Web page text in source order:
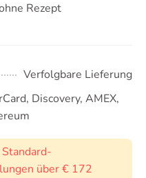
Rezept
Verfolgbare Lieferung
Discovery, AMEX,
über € 172